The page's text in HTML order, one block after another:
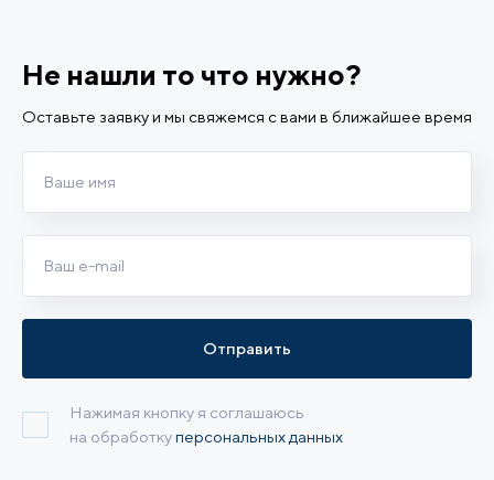
Не нашли то что нужно?
Оставьте заявку и мы свяжемся с вами в ближайшее время
Нажимая кнопку я соглашаюсь
на обработкуперсональных данных
Отправить